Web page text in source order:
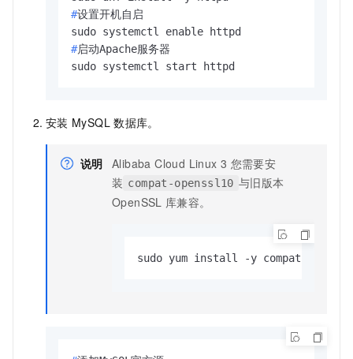
#设置开机自启
#启动Apache服务器
sudo systemctl start httpd
安装 MySQL 数据库。
说明 Alibaba Cloud Linux 3 您需要安
装 compat-openssl10 与旧版本
OpenSSL 库兼容。
sudo yum install -y compat-